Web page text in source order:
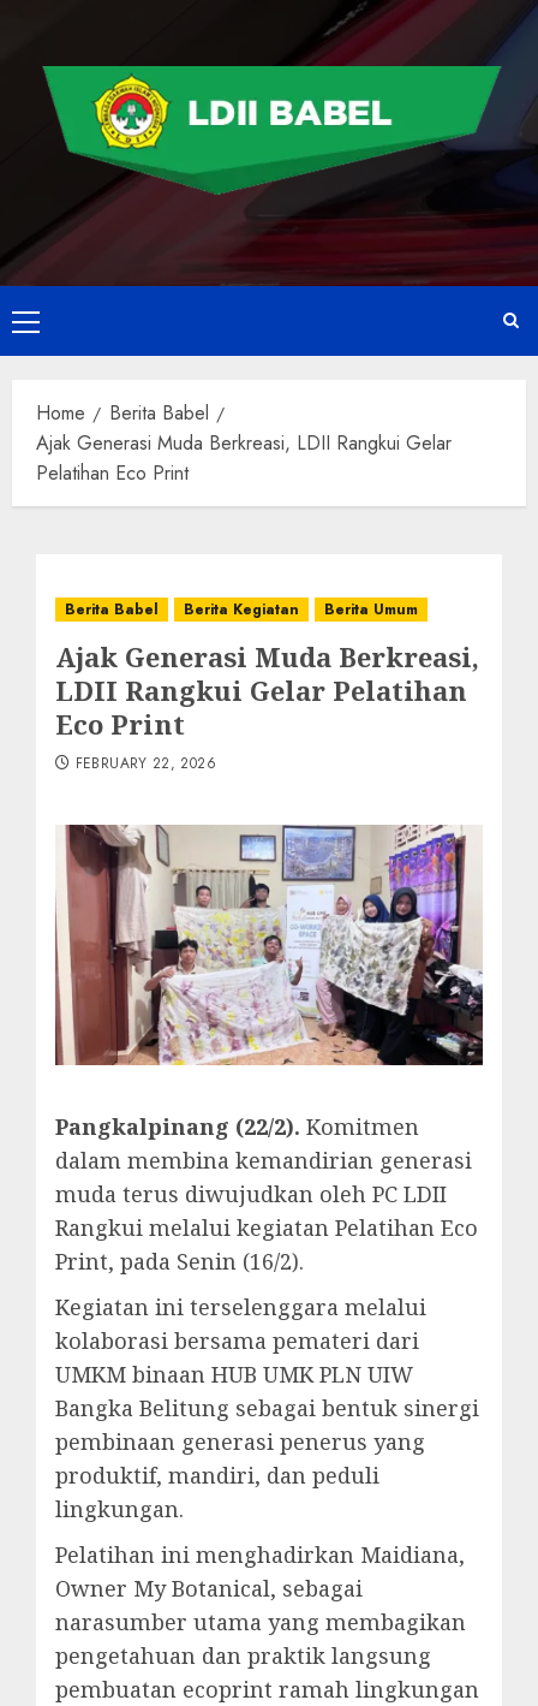
Home
Berita Babel
Ajak Generasi Muda Berkreasi, LDII Rangkui Gelar
Pelatihan Eco Print
Berita Babel Berita Kegiatan Berita Umum
Ajak Generasi Muda Berkreasi,
LDII Rangkui Gelar Pelatihan
Eco Print
FEBRUARY 22, 2026
Pangkalpinang (22/2). Komitmen
dalam membina kemandirian generasi
muda terus diwujudkan oleh PC LDII
Rangkui melalui kegiatan Pelatihan Eco
Print, pada Senin (16/2).
Kegiatan ini terselenggara melalui
kolaborasi bersama pemateri dari
UMKM binaan HUB UMK PLN UIW
Bangka Belitung sebagai bentuk sinergi
pembinaan generasi penerus yang
produktif, mandiri, dan peduli
lingkungan.
Pelatihan ini menghadirkan Maidiana,
Owner My Botanical, sebagai
narasumber utama yang membagikan
pengetahuan dan praktik langsung
pembuatan ecoprint ramah lingkungan